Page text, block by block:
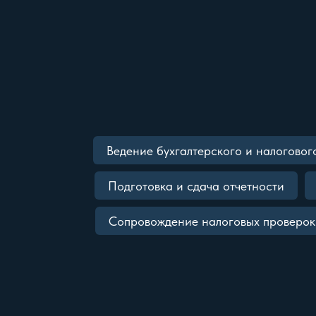
Ведение бухгалтерского и
Подготовка и сдача отчетности
Сопровождение налоговых проверок